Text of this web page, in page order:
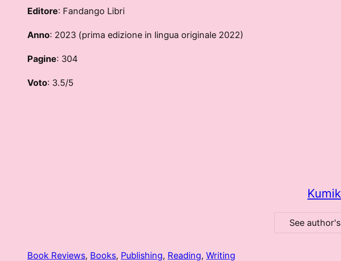
Editore: Fandango Libri
Anno: 2023 (prima edizione in lingua originale 2022)
Pagine: 304
Voto: 3.5/5
See
Book Reviews, Books, Publishing, Reading, Writing